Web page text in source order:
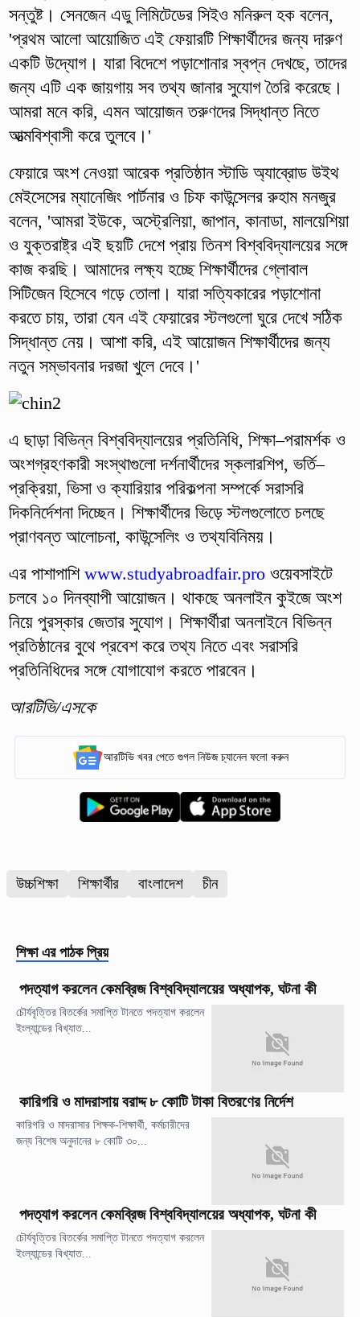
সন্তুষ্ট। সেনজেন এডু লিমিটেডের সিইও মনিরুল হক বলেন,
'প্রথম আলো আয়োজিত এই ফেয়ারটি শিক্ষার্থীদের জন্য দারুণ
একটি উদ্যোগ। যারা বিদেশে পড়াশোনার স্বপ্ন দেখছে, তাদের
জন্য এটি এক জায়গায় সব তথ্য জানার সুযোগ তৈরি করেছে।
আমরা মনে করি, এমন আয়োজন তরুণদের সিদ্ধান্ত নিতে
আত্মবিশ্বাসী করে তুলবে।'
ফেয়ারে অংশ নেওয়া আরেক প্রতিষ্ঠান স্টাডি অ্যাব্রোড উইথ
মেইসেসের ম্যানেজিং পার্টনার ও চিফ কাউন্সেলর রুহাম মনজুর
বলেন, 'আমরা ইউকে, অস্ট্রেলিয়া, জাপান, কানাডা, মালয়েশিয়া
ও যুক্তরাষ্ট্র এই ছয়টি দেশে প্রায় তিনশ বিশ্ববিদ্যালয়ের সঙ্গে
কাজ করছি। আমাদের লক্ষ্য হচ্ছে শিক্ষার্থীদের গ্লোবাল
সিটিজেন হিসেবে গড়ে তোলা। যারা সত্যিকারের পড়াশোনা
করতে চায়, তারা যেন এই ফেয়ারের স্টলগুলো ঘুরে দেখে সঠিক
সিদ্ধান্ত নেয়। আশা করি, এই আয়োজন শিক্ষার্থীদের জন্য
নতুন সম্ভাবনার দরজা খুলে দেবে।'
এ ছাড়া বিভিন্ন বিশ্ববিদ্যালয়ের প্রতিনিধি, শিক্ষা–পরামর্শক ও
অংশগ্রহণকারী সংস্থাগুলো দর্শনার্থীদের স্কলারশিপ, ভর্তি–
প্রক্রিয়া, ভিসা ও ক্যারিয়ার পরিকল্পনা সম্পর্কে সরাসরি
দিকনির্দেশনা দিচ্ছেন। শিক্ষার্থীদের ভিড়ে স্টলগুলোতে চলছে
প্রাণবন্ত আলোচনা, কাউন্সেলিং ও তথ্যবিনিময়।
এর পাশাপাশি www.studyabroadfair.proওয়েবসাইটে
চলবে ১০ দিনব্যাপী আয়োজন। থাকছে অনলাইন কুইজে অংশ
নিয়ে পুরস্কার জেতার সুযোগ। শিক্ষার্থীরা অনলাইনে বিভিন্ন
প্রতিষ্ঠানের বুথে প্রবেশ করে তথ্য নিতে এবং সরাসরি
প্রতিনিধিদের সঙ্গে যোগাযোগ করতে পারবেন।
আরটিভি/এসকে
আরটিভি খবর পেতে গুগল নিউজ চ্যানেল ফলো করুন
উচ্চশিক্ষা শিক্ষার্থীর বাংলাদেশ চীন
শিক্ষা এর পাঠক প্রিয়
পদত্যাগ করলেন কেমব্রিজ বিশ্ববিদ্যালয়ের অধ্যাপক, ঘটনা কী
চৌর্যবৃত্তির বিতর্কের সমাপ্তি টানতে পদত্যাগ করলেন
ইংল্যান্ডের বিখ্যাত...
কারিগরি ও মাদরাসায় বরাদ্দ ৮ কোটি টাকা বিতরণের নির্দেশ
কারিগরি ও মাদরাসার শিক্ষক-শিক্ষার্থী, কর্মচারীদের
জন্য বিশেষ অনুদানের ৮ কোটি ৩০...
পদত্যাগ করলেন কেমব্রিজ বিশ্ববিদ্যালয়ের অধ্যাপক, ঘটনা কী
চৌর্যবৃত্তির বিতর্কের সমাপ্তি টানতে পদত্যাগ করলেন
ইংল্যান্ডের বিখ্যাত...